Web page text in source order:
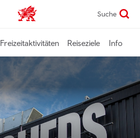
VisitWales home Suche
Freizeitaktivitäten Reiseziele Info